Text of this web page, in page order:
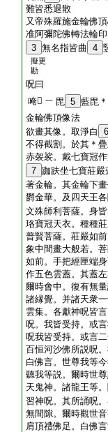
難皆悉退散
又帝殊羅施金輪佛
准阿彌陀佛轉法輪
3 無名指皆曲 4
擬更
勘
呪曰
唵𤙖 一 毘 5 藍毘
金輪佛頂像法
欲畫其像。取淨白
6
不得截割。於其＊
赤袈裟。戴七寶冠
7 跏趺坐七寶莊
著金輪。其金輪下
欝金華。及四天王
文殊師利菩薩。身
珞寶冠天衣。種種
普賢菩薩。莊嚴如
象中間畫大般若。
如前。手把經匣端
作五色雲蓋。其蓋
爾時會中。復有無
諸縁覺。并諸天衆
雲集。各獻神呪皆
呪。我皆受持。或
呪我皆受持。或言
百恒河沙佛所説呪
白佛言。世尊我等
聽我等説。爾時世
天鬼神。諸龍王等
習神呪。其所誦呪
無間隙。爾時觀世
肩頂禮佛足。白佛